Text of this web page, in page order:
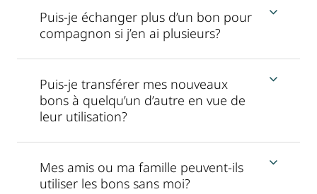
Puis-je échanger plus d’un bon pour
compagnon si j’en ai plusieurs?
Puis-je transférer mes nouveaux
bons à quelqu’un d’autre en vue de
leur utilisation?
Mes amis ou ma famille peuvent-ils
utiliser les bons sans moi?